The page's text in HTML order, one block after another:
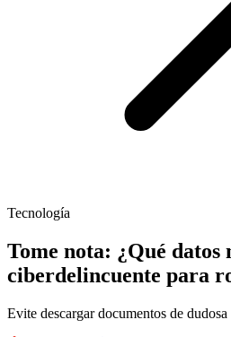
Tecnología
Tome nota: ¿Qué datos
ciberdelincuente para
Evite descargar documentos de